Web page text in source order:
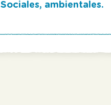
Sociales, ambientales.